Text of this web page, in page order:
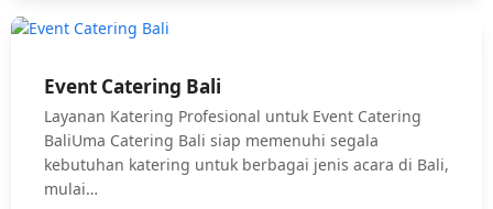
Event Catering Bali
Layanan Katering Profesional untuk Event Catering
BaliUma Catering Bali siap memenuhi segala
kebutuhan katering untuk berbagai jenis acara di Bali,
mulai…